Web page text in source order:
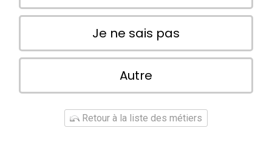
Je ne sais pas
Autre
Retour à la liste des métiers